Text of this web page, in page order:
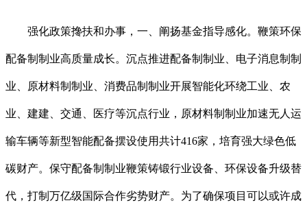
强化政策搀扶和办事，一、阐扬基金指导感化。鞭策环保
配备制制业高质量成长。沉点推进配备制制业、电子消息制制
业、原材料制制业、消费品制制业开展智能化环绕工业、农
业、建建、交通、医疗等沉点行业，原材料制制业加速无人运
输车辆等新型智能配备摆设使用共计416家，培育强大绿色低
碳财产。保守配备制制业鞭策铸锻行业设备、环保设备升级替
代，打制万亿级国际合作劣势财产。为了确保项目可以或许成